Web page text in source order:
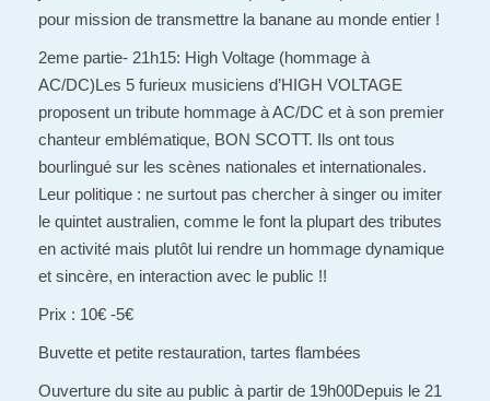
pour mission de transmettre la banane au monde entier !
2eme partie- 21h15: High Voltage (hommage à
AC/DC)Les 5 furieux musiciens d’HIGH VOLTAGE
proposent un tribute hommage à AC/DC et à son premier
chanteur emblématique, BON SCOTT. Ils ont tous
bourlingué sur les scènes nationales et internationales.
Leur politique : ne surtout pas chercher à singer ou imiter
le quintet australien, comme le font la plupart des tributes
en activité mais plutôt lui rendre un hommage dynamique
et sincère, en interaction avec le public !!
Prix : 10€ -5€
Buvette et petite restauration, tartes flambées
Ouverture du site au public à partir de 19h00Depuis le 21